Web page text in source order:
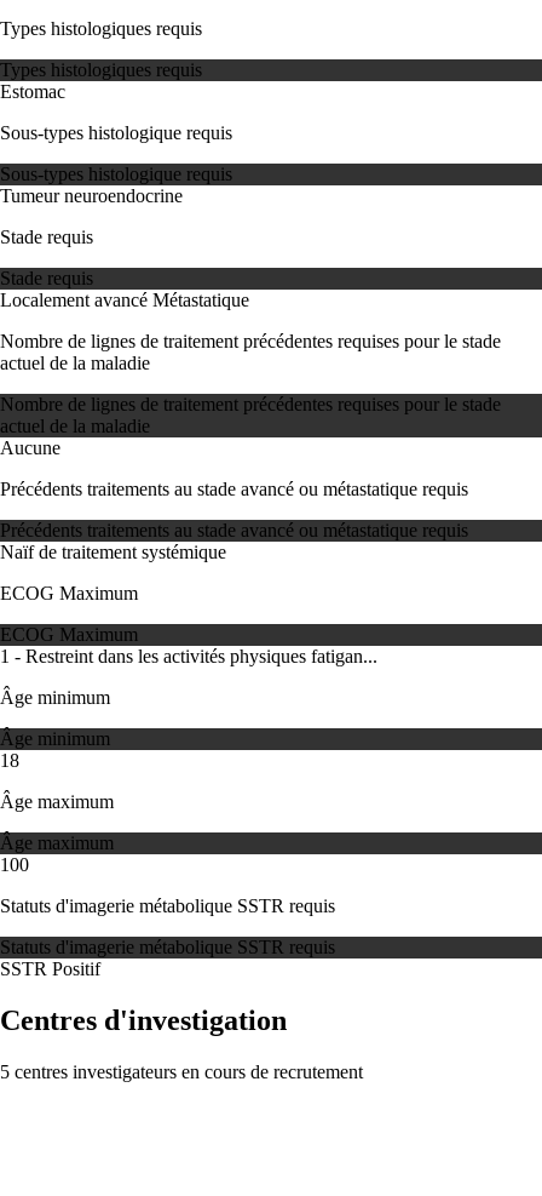
Types histologiques requis
Types histologiques requis
Estomac
Sous-types histologique requis
Sous-types histologique requis
Tumeur neuroendocrine
Stade requis
Stade requis
Localement avancé Métastatique
Nombre de lignes de traitement précédentes requises pour le stade
actuel de la maladie
Nombre de lignes de traitement précédentes requises pour le stade
actuel de la maladie
Aucune
Précédents traitements au stade avancé ou métastatique requis
Précédents traitements au stade avancé ou métastatique requis
Naïf de traitement systémique
ECOG Maximum
ECOG Maximum
1 - Restreint dans les activités physiques fatigan...
Âge minimum
Âge minimum
18
Âge maximum
Âge maximum
100
Statuts d'imagerie métabolique SSTR requis
Statuts d'imagerie métabolique SSTR requis
SSTR Positif
Centres d'investigation
5 centres investigateurs en cours de recrutement